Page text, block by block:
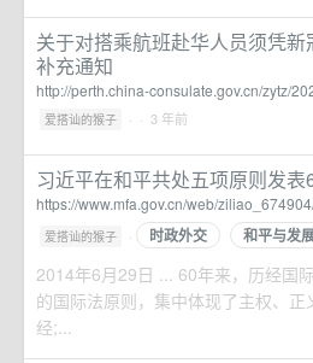
关于对搭乘航班赴华人员须凭
补充通知
http://perth.china-consulate.gov.cn/zytz/
爱搭讪的猴子 · · 3 年前
习近平在和平共处五项原则发
https://www.mfa.gov.cn/web/
爱搭讪的猴子 · 时政外交 和平与发
2014年6月29日 ... 60年来，历经国
的国际法原则，集中体现了主权、
经;...